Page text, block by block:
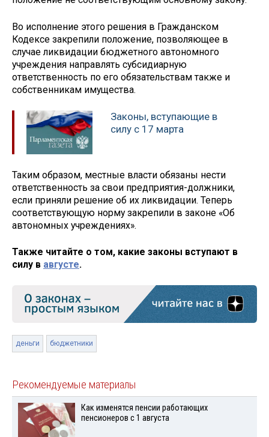
Во исполнение этого решения в Гражданском
Кодексе закрепили положение, позволяющее в
случае ликвидации бюджетного автономного
учреждения направлять субсидиарную
ответственность по его обязательствам также и
собственникам имущества.
Законы, вступающие в
силу с 17 марта
Таким образом, местные власти обязаны нести
ответственность за свои предприятия-должники,
если приняли решение об их ликвидации. Теперь
соответствующую норму закрепили в законе «Об
автономных учреждениях».
Также читайте о том, какие законы вступают в
силу в августе.
деньги бюджетники
Рекомендуемые материалы
Как изменятся пенсии работающих
пенсионеров с 1 августа